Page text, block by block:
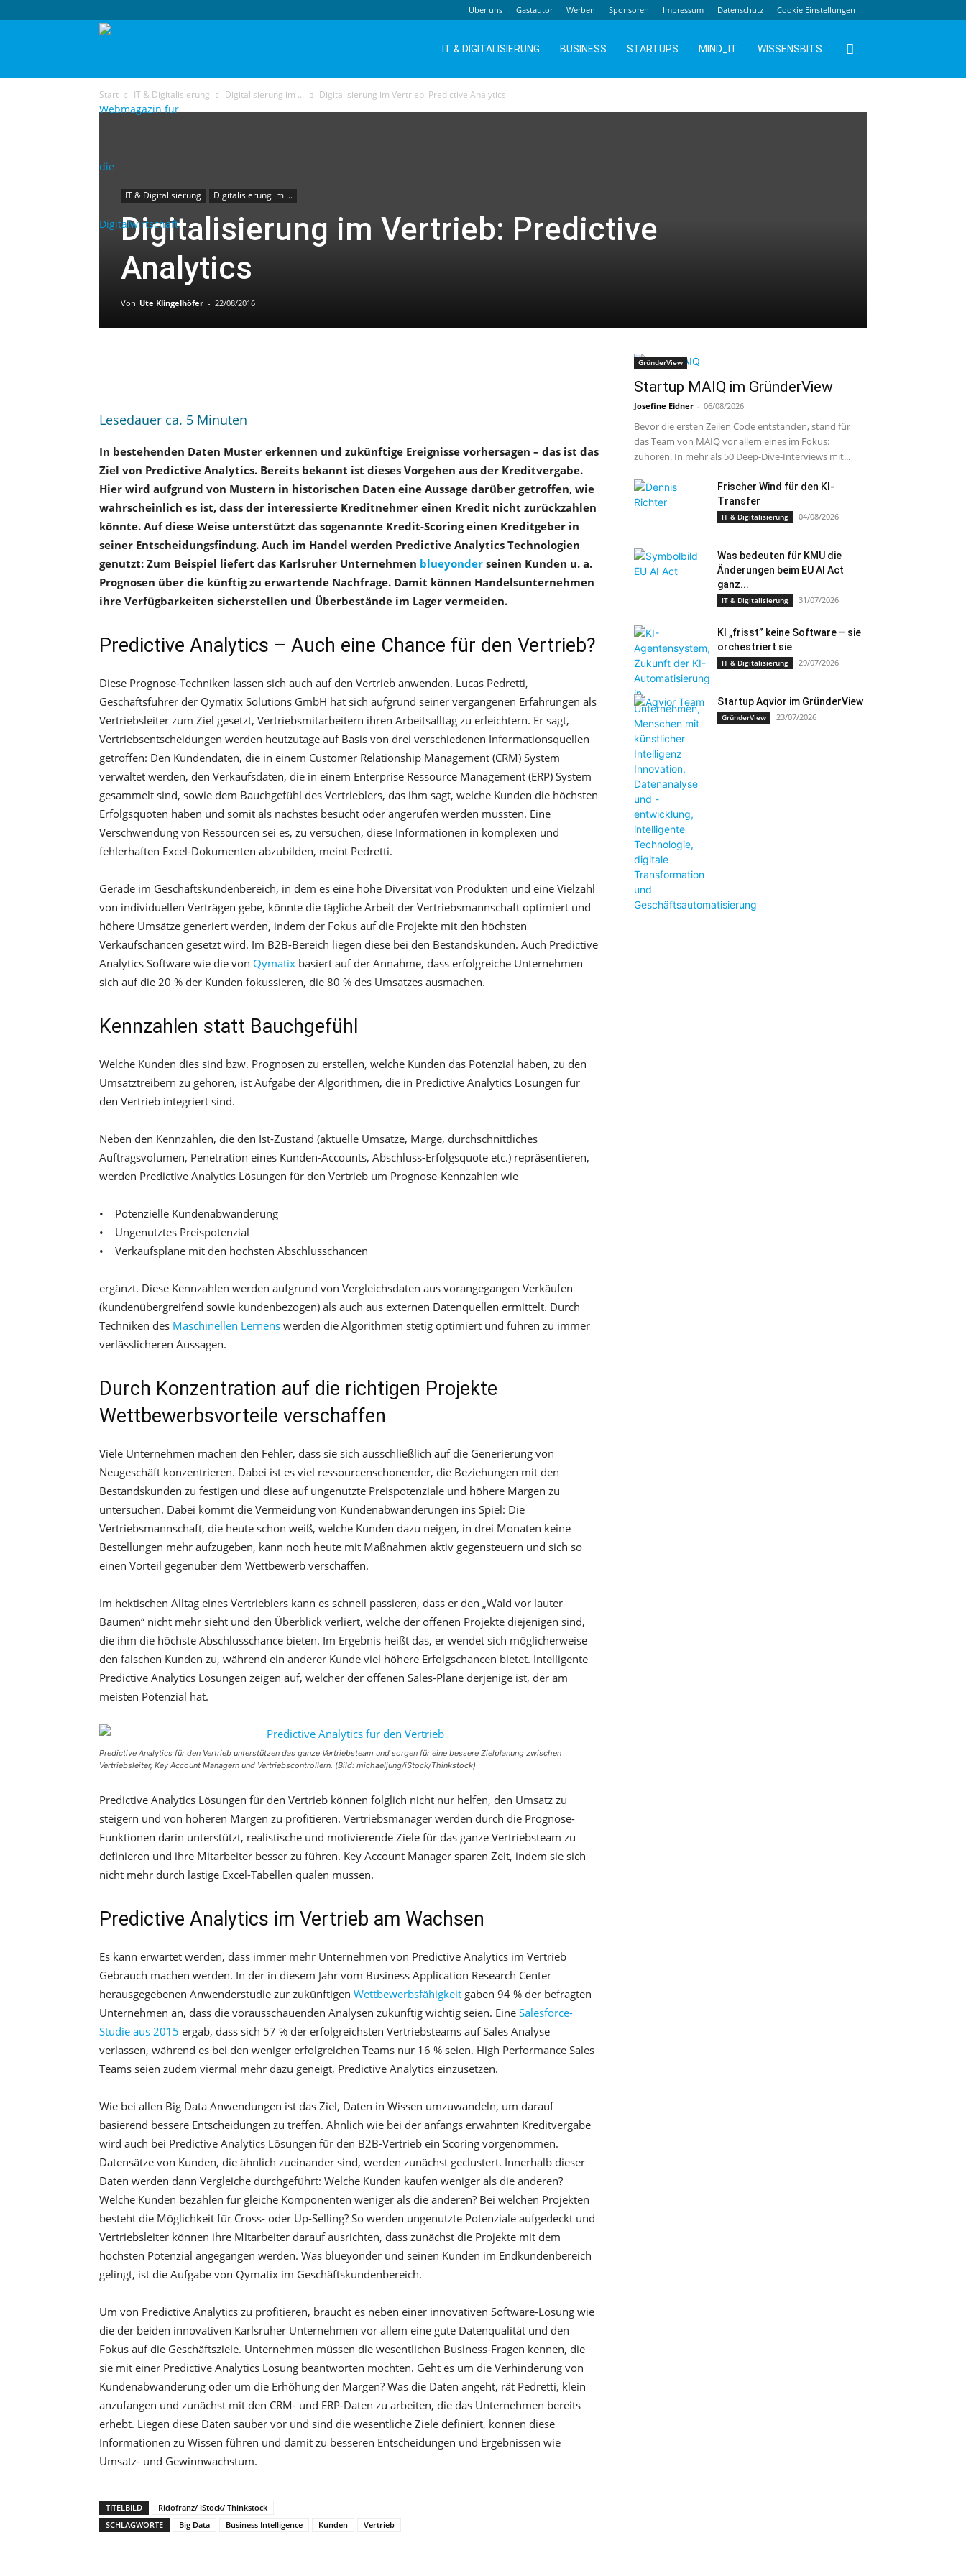
Über uns Gastautor Werben Sponsoren Impressum Datenschutz Cookie Einstellungen
IT & DIGITALISIERUNG BUSINESS STARTUPS MIND_IT WISSENSBITS
Start IT & Digitalisierung Digitalisierung im ... Digitalisierung im Vertrieb: Predictive Analytics
IT & Digitalisierung Digitalisierung im ...
Digitalisierung im Vertrieb: Predictive
Analytics
Von Ute Klingelhöfer - 22/08/2016
Lesedauer ca. 5 Minuten
In bestehenden Daten Muster erkennen und zukünftige Ereignisse vorhersagen – das ist das
Ziel von Predictive Analytics. Bereits bekannt ist dieses Vorgehen aus der Kreditvergabe.
Hier wird aufgrund von Mustern in historischen Daten eine Aussage darüber getroffen, wie
wahrscheinlich es ist, dass der interessierte Kreditnehmer einen Kredit nicht zurückzahlen
könnte. Auf diese Weise unterstützt das sogenannte Kredit-Scoring einen Kreditgeber in
seiner Entscheidungsfindung. Auch im Handel werden Predictive Analytics Technologien
genutzt: Zum Beispiel liefert das Karlsruher Unternehmen blueyonder seinen Kunden u. a.
Prognosen über die künftig zu erwartende Nachfrage. Damit können Handelsunternehmen
ihre Verfügbarkeiten sicherstellen und Überbestände im Lager vermeiden.
Predictive Analytics – Auch eine Chance für den Vertrieb?
Diese Prognose-Techniken lassen sich auch auf den Vertrieb anwenden. Lucas Pedretti,
Geschäftsführer der Qymatix Solutions GmbH hat sich aufgrund seiner vergangenen Erfahrungen als
Vertriebsleiter zum Ziel gesetzt, Vertriebsmitarbeitern ihren Arbeitsalltag zu erleichtern. Er sagt,
Vertriebsentscheidungen werden heutzutage auf Basis von drei verschiedenen Informationsquellen
getroffen: Den Kundendaten, die in einem Customer Relationship Management (CRM) System
verwaltet werden, den Verkaufsdaten, die in einem Enterprise Ressource Management (ERP) System
gesammelt sind, sowie dem Bauchgefühl des Vertrieblers, das ihm sagt, welche Kunden die höchsten
Erfolgsquoten haben und somit als nächstes besucht oder angerufen werden müssten. Eine
Verschwendung von Ressourcen sei es, zu versuchen, diese Informationen in komplexen und
fehlerhaften Excel-Dokumenten abzubilden, meint Pedretti.
Gerade im Geschäftskundenbereich, in dem es eine hohe Diversität von Produkten und eine Vielzahl
von individuellen Verträgen gebe, könnte die tägliche Arbeit der Vertriebsmannschaft optimiert und
höhere Umsätze generiert werden, indem der Fokus auf die Projekte mit den höchsten
Verkaufschancen gesetzt wird. Im B2B-Bereich liegen diese bei den Bestandskunden. Auch Predictive
Analytics Software wie die von Qymatix basiert auf der Annahme, dass erfolgreiche Unternehmen
sich auf die 20 % der Kunden fokussieren, die 80 % des Umsatzes ausmachen.
Kennzahlen statt Bauchgefühl
Welche Kunden dies sind bzw. Prognosen zu erstellen, welche Kunden das Potenzial haben, zu den
Umsatztreibern zu gehören, ist Aufgabe der Algorithmen, die in Predictive Analytics Lösungen für
den Vertrieb integriert sind.
Neben den Kennzahlen, die den Ist-Zustand (aktuelle Umsätze, Marge, durchschnittliches
Auftragsvolumen, Penetration eines Kunden-Accounts, Abschluss-Erfolgsquote etc.) repräsentieren,
werden Predictive Analytics Lösungen für den Vertrieb um Prognose-Kennzahlen wie
• Potenzielle Kundenabwanderung
• Ungenutztes Preispotenzial
• Verkaufspläne mit den höchsten Abschlusschancen
ergänzt. Diese Kennzahlen werden aufgrund von Vergleichsdaten aus vorangegangen Verkäufen
(kundenübergreifend sowie kundenbezogen) als auch aus externen Datenquellen ermittelt. Durch
Techniken des Maschinellen Lernens werden die Algorithmen stetig optimiert und führen zu immer
verlässlicheren Aussagen.
Durch Konzentration auf die richtigen Projekte
Wettbewerbsvorteile verschaffen
Viele Unternehmen machen den Fehler, dass sie sich ausschließlich auf die Generierung von
Neugeschäft konzentrieren. Dabei ist es viel ressourcenschonender, die Beziehungen mit den
Bestandskunden zu festigen und diese auf ungenutzte Preispotenziale und höhere Margen zu
untersuchen. Dabei kommt die Vermeidung von Kundenabwanderungen ins Spiel: Die
Vertriebsmannschaft, die heute schon weiß, welche Kunden dazu neigen, in drei Monaten keine
Bestellungen mehr aufzugeben, kann noch heute mit Maßnahmen aktiv gegensteuern und sich so
einen Vorteil gegenüber dem Wettbewerb verschaffen.
Im hektischen Alltag eines Vertrieblers kann es schnell passieren, dass er den „Wald vor lauter
Bäumen“ nicht mehr sieht und den Überblick verliert, welche der offenen Projekte diejenigen sind,
die ihm die höchste Abschlusschance bieten. Im Ergebnis heißt das, er wendet sich möglicherweise
den falschen Kunden zu, während ein anderer Kunde viel höhere Erfolgschancen bietet. Intelligente
Predictive Analytics Lösungen zeigen auf, welcher der offenen Sales-Pläne derjenige ist, der am
meisten Potenzial hat.
Predictive Analytics für den Vertrieb unterstützen das ganze Vertriebsteam und sorgen für eine bessere Zielplanung zwischen
Vertriebsleiter, Key Account Managern und Vertriebscontrollern. (Bild: michaeljung/iStock/Thinkstock)
Predictive Analytics Lösungen für den Vertrieb können folglich nicht nur helfen, den Umsatz zu
steigern und von höheren Margen zu profitieren. Vertriebsmanager werden durch die Prognose-
Funktionen darin unterstützt, realistische und motivierende Ziele für das ganze Vertriebsteam zu
definieren und ihre Mitarbeiter besser zu führen. Key Account Manager sparen Zeit, indem sie sich
nicht mehr durch lästige Excel-Tabellen quälen müssen.
Predictive Analytics im Vertrieb am Wachsen
Es kann erwartet werden, dass immer mehr Unternehmen von Predictive Analytics im Vertrieb
Gebrauch machen werden. In der in diesem Jahr vom Business Application Research Center
herausgegebenen Anwenderstudie zur zukünftigen Wettbewerbsfähigkeit gaben 94 % der befragten
Unternehmen an, dass die vorausschauenden Analysen zukünftig wichtig seien. Eine Salesforce-
Studie aus 2015 ergab, dass sich 57 % der erfolgreichsten Vertriebsteams auf Sales Analyse
verlassen, während es bei den weniger erfolgreichen Teams nur 16 % seien. High Performance Sales
Teams seien zudem viermal mehr dazu geneigt, Predictive Analytics einzusetzen.
Wie bei allen Big Data Anwendungen ist das Ziel, Daten in Wissen umzuwandeln, um darauf
basierend bessere Entscheidungen zu treffen. Ähnlich wie bei der anfangs erwähnten Kreditvergabe
wird auch bei Predictive Analytics Lösungen für den B2B-Vertrieb ein Scoring vorgenommen.
Datensätze von Kunden, die ähnlich zueinander sind, werden zunächst geclustert. Innerhalb dieser
Daten werden dann Vergleiche durchgeführt: Welche Kunden kaufen weniger als die anderen?
Welche Kunden bezahlen für gleiche Komponenten weniger als die anderen? Bei welchen Projekten
besteht die Möglichkeit für Cross- oder Up-Selling? So werden ungenutzte Potenziale aufgedeckt und
Vertriebsleiter können ihre Mitarbeiter darauf ausrichten, dass zunächst die Projekte mit dem
höchsten Potenzial angegangen werden. Was blueyonder und seinen Kunden im Endkundenbereich
gelingt, ist die Aufgabe von Qymatix im Geschäftskundenbereich.
Um von Predictive Analytics zu profitieren, braucht es neben einer innovativen Software-Lösung wie
die der beiden innovativen Karlsruher Unternehmen vor allem eine gute Datenqualität und den
Fokus auf die Geschäftsziele. Unternehmen müssen die wesentlichen Business-Fragen kennen, die
sie mit einer Predictive Analytics Lösung beantworten möchten. Geht es um die Verhinderung von
Kundenabwanderung oder um die Erhöhung der Margen? Was die Daten angeht, rät Pedretti, klein
anzufangen und zunächst mit den CRM- und ERP-Daten zu arbeiten, die das Unternehmen bereits
erhebt. Liegen diese Daten sauber vor und sind die wesentliche Ziele definiert, können diese
Informationen zu Wissen führen und damit zu besseren Entscheidungen und Ergebnissen wie
Umsatz- und Gewinnwachstum.
TITELBILD
Ridofranz/ iStock/ Thinkstock
SCHLAGWORTE
Big Data Business Intelligence Kunden Vertrieb
GründerView
Startup MAIQ im GründerView
Josefine Eidner - 06/08/2026
Bevor die ersten Zeilen Code entstanden, stand für
das Team von MAIQ vor allem eines im Fokus:
zuhören. In mehr als 50 Deep-Dive-Interviews mit...
Frischer Wind für den KI-
Transfer
IT & Digitalisierung 04/08/2026
Was bedeuten für KMU die
Änderungen beim EU AI Act
ganz...
IT & Digitalisierung 31/07/2026
KI „frisst” keine Software – sie
orchestriert sie
IT & Digitalisierung 29/07/2026
Startup Aqvior im GründerView
GründerView 23/07/2026